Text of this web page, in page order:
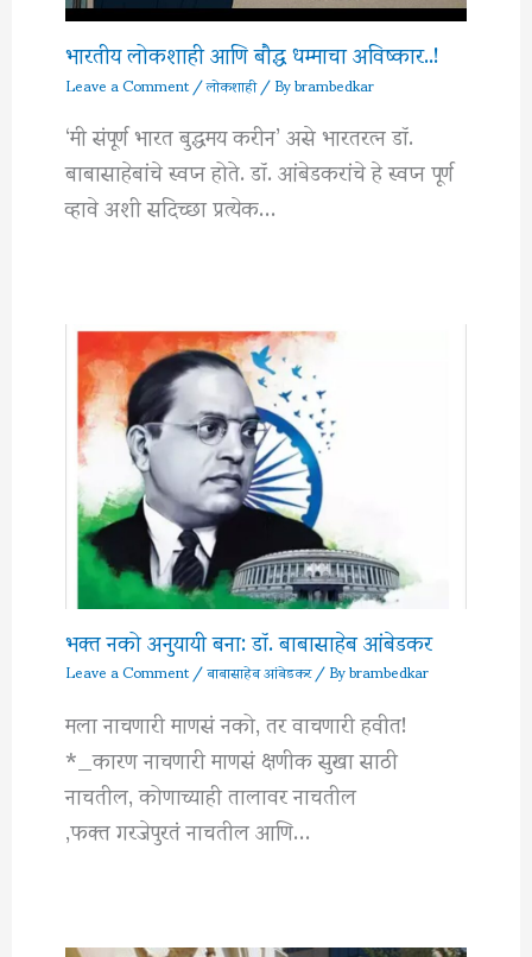
भारतीय लोकशाही आणि बौद्ध धम्माचा अविष्कार..!
Leave a Comment/लोकशाही/ Bybrambedkar
‘मी संपूर्ण भारत बुद्धमय करीन’ असे भारतरत्न डॉ.
बाबासाहेबांचे स्वप्न होते. डॉ. आंबेडकरांचे हे स्वप्न पूर्ण
व्हावे अशी सदिच्छा प्रत्येक…
भक्त नको अनुयायी बना: डॉ. बाबासाहेब आंबेडकर
Leave a Comment/बाबासाहेब आंबेडकर/ Bybrambedkar
मला नाचणारी माणसं नको, तर वाचणारी हवीत!
*_कारण नाचणारी माणसं क्षणीक सुखा साठी
नाचतील, कोणाच्याही तालावर नाचतील
,फक्त गरजेपुरतं नाचतील आणि…